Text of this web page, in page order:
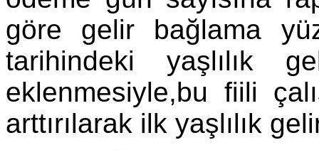
göre gelir bağlama
tarihindeki yaşlılık
eklenmesiyle,bu fiili
arttırılarak ilk yaşlılık